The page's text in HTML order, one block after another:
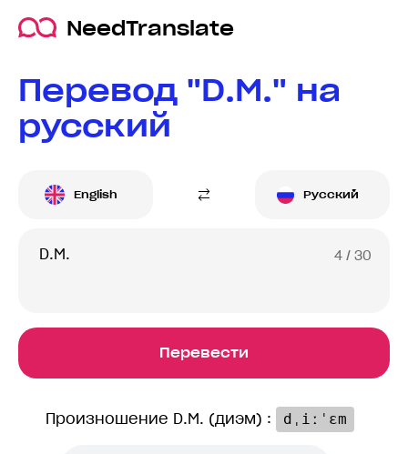
NeedTranslate
Перевод "D.M." на
русский
English Русский
4 / 30
Перевести
Произношение D.M. (диэм) : dˌiːˈɛm